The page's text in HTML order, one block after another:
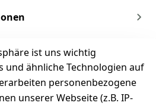
ist uns wichtig
und ähnliche Technologien auf
personenbezogene
unserer Webseite (z.B. IP-